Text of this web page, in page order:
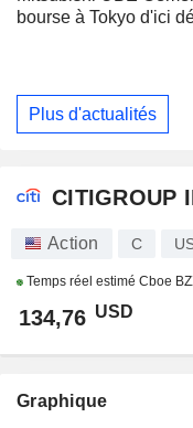
bourse à Tokyo d'ici
Plus d'actualités
CITIGROUP
Action C
Temps réel estimé Cboe
134,76 USD
Graphique